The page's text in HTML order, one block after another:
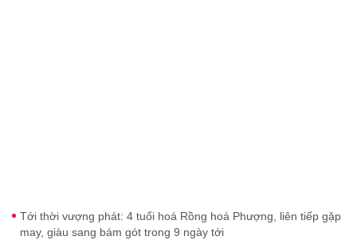
Tới thời vượng phát: 4 tuổi hoá Rồng hoá Phượng, liên tiếp gặp
may, giàu sang bám gót trong 9 ngày tới